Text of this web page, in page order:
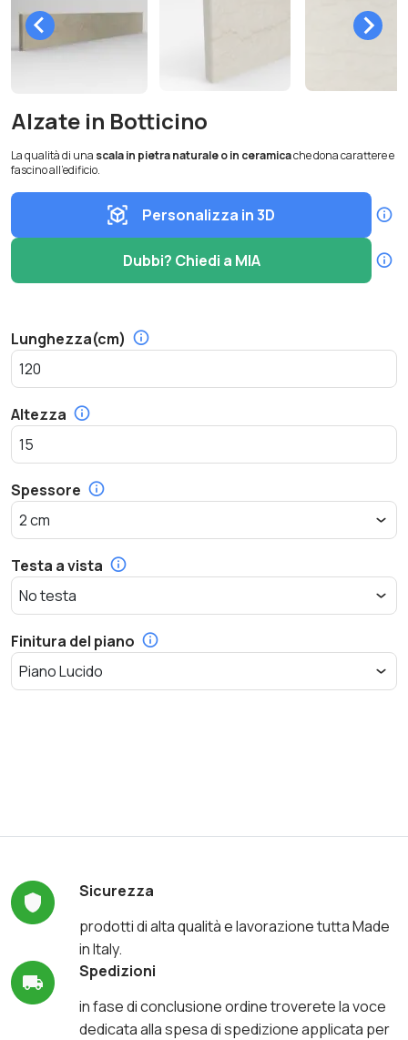
Alzate in Botticino
La qualità di una scala in pietra naturale o in ceramicache dona carattere e
fascino all’edificio.
Personalizza in 3D
Dubbi? Chiedi a MIA
Lunghezza(cm)
Altezza
Spessore
Testa a vista
Finitura del piano
Sicurezza
prodotti di alta qualità e lavorazione tutta Made
in Italy.
Spedizioni
in fase di conclusione ordine troverete la voce
dedicata alla spesa di spedizione applicata per